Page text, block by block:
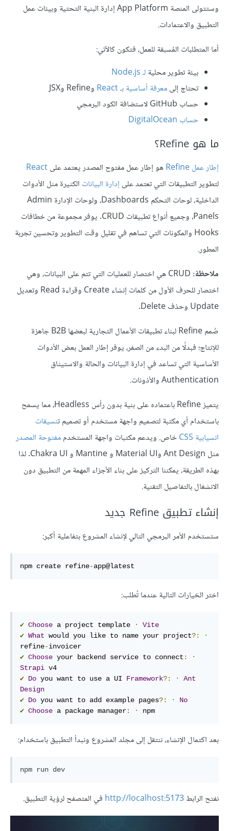
وستتولى المنصة App Platform إدارة البنية التحتية وبيئات عمل
التطبيق والاعتمادات.
أما المتطلبات المُسبقة للعمل، فتكون كالآتي:
بيئة تطوير محليةلـ Node.js
تحتاج إلىمعرفة أساسية بـ React
وRefine وJSX
حساب GitHub لاستضافة الكود البرمجي
حساب DigitalOcean
ما هو Refine؟
إطار عمل Refine هو إطار عمل مفتوح المصدر يعتمد علىReact
لتطوير التطبيقات التي تعتمد على إدارة البيانات الكثيرة مثل الأدوات
الداخلية، لوحات التحكم Dashboards، ولوحات الإدارة Admin
Panels، وجميع أنواع تطبيقات CRUD. يوفر مجموعة من خطافات
Hooks والمكونات التي تساهم في تقليل وقت التطوير وتحسين تجربة
المطور.
ملاحظة:
CRUD هي اختصار للعمليات التي تتم على البيانات، وهي
اختصار للحرف الأول من كلمات إنشاء Create وقراءة Read وتعديل
Update وحذف Delete.
صُمم Refine لبناء تطبيقات الأعمال التجارية لبعضها B2B جاهزة
للإنتاج؛ فبدلًا من البدء من الصفر، يوفر إطار العمل بعض الأدوات
الأساسية التي تساعد في إدارة البيانات والحالة والاستيثاق
Authentication والأذونات.
يتميز Refine باعتماده على بنية بدون رأس Headless، مما يسمح
باستخدام أي مكتبة لتصميم واجهة مستخدم أو تصميم تنسيقات
انسيابية CSS
خاص. ويدعم مكتبات واجهة المستخدممفتوحة المصدر
مثل Ant Design وMaterial UI و Mantine و Chakra UI. لذا
بهذه الطريقة، يمكننا التركيز على بناء الأجزاء المهمة من التطبيق دون
الانشغال بالتفاصيل التقنية.
إنشاء تطبيق Refine جديد
ستستخدم الأمر البرمجي التالي لإنشاء المشروع بتفاعلية أكبر:
npm create refine-app@latest
اختر الخيارات التالية عندما تُطلب:
✔ Choose a project template ·
Vite
✔ What would you like to name your project?:
·
refine-
✔ Choose your backend service to connect :
·
Strapi
✔ Do you want to use a UI Framework?: ·
Ant
Design
✔ Do you want to add example pages?: ·
No
✔ Choose a package manager: · npm
بعد اكتمال الإنشاء، ننتقل إلى مجلد المشروع ونبدأ التطبيق باستخدام:
نفتح الرابطhttp://localhost:5173 في المتصفح لرؤية التطبيق.